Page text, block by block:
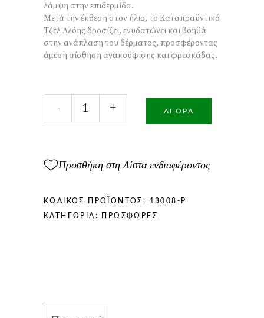
λάμψη στην επιδερμίδα.
Μετά την έκθεση στον ήλιο, το Καταπραϋντικό
Τζελ Αλόης δροσίζει, ενυδατώνει και βοηθά
στην ανάπλαση του δέρματος, προσφέροντας
άμεση αίσθηση ανακούφισης και φρεσκάδας.
απόλυτο
καλοκαιρινό
προστασία
και
της
επιδερμίδας
- + ΑΓΟΡΆ
Προσθήκη στη Λίστα ενδιαφέροντος
ΚΩΔΙΚΌΣ ΠΡΟΪΌΝΤΟΣ: 13008-P
ΚΑΤΗΓΟΡΊΑ: ΠΡΟΣΦΟΡΈΣ